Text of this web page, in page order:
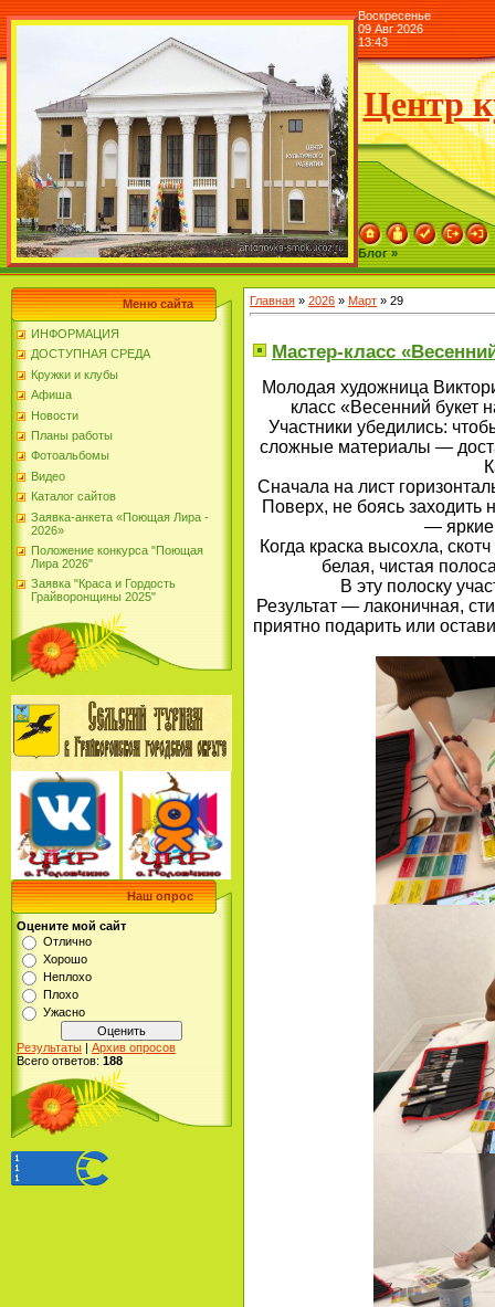
Воскресенье
09 Авг 2026
13:43
Центр
Блог »
Меню сайта
ИНФОРМАЦИЯ
ДОСТУПНАЯ СРЕДА
Кружки и клубы
Афиша
Новости
Планы работы
Фотоальбомы
Видео
Каталог сайтов
Заявка-анкета «Поющая Лира -
2026»
Положение конкурса "Поющая
Лира 2026"
Заявка "Краса и Гордость
Грайворонщины 2025"
Наш опрос
Оцените мой сайт
Отлично
Хорошо
Неплохо
Плохо
Ужасно
Результаты | Архив опросов
Всего ответов: 188
Главная » 2026 » Март » 29
Мастер-класс
Молодая художница
класс «Весенний букет
Участники убедились:
сложные материалы —
Сначала на лист
Поверх, не боясь заходить
—
Когда краска высохла,
белая, чистая
В эту полоску
Результат — лаконичная,
приятно подарить или